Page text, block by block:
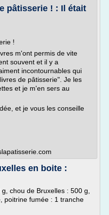
pâtisserie ! : Il était
!
m'ont permis de vite
souvent et il y a
incontournables qui
de pâtisserie". Je les
et je m'en sers au
et je vous les conseille
en boite :
chou de Bruxelles : 500 g,
poitrine fumée : 1 tranche